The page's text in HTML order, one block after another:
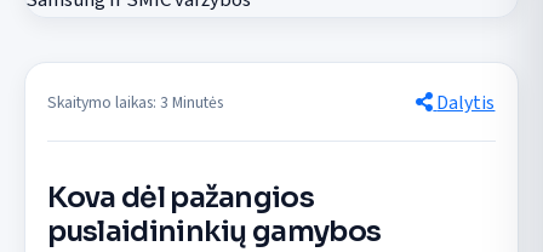
Skaitymo laikas: 3 Minutės Dalytis
Kova dėl pažangios
puslaidininkių gamybos